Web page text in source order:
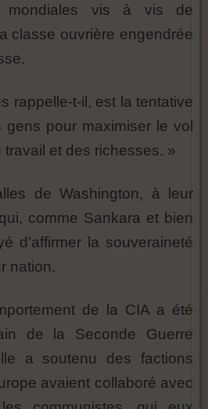
mondiales vis à vis de
classe ouvrière engendrée
rappelle-t-il, est la tentative
gens pour maximiser le vol
et des richesses. »
de Washington, à leur
comme Sankara et bien
d’affirmer la souveraineté
nation.
de la CIA a été
de la Seconde Guerre
a soutenu des factions
avaient collaboré avec